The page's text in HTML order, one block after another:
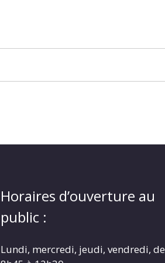
Horaires d’ouverture au
public :
Lundi, mercredi, jeudi, vendredi, de